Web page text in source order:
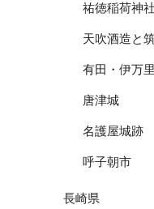
祐徳稲荷神社
天吹酒造と
有田・伊万里
唐津城
名護屋城跡
呼子朝市
長崎県